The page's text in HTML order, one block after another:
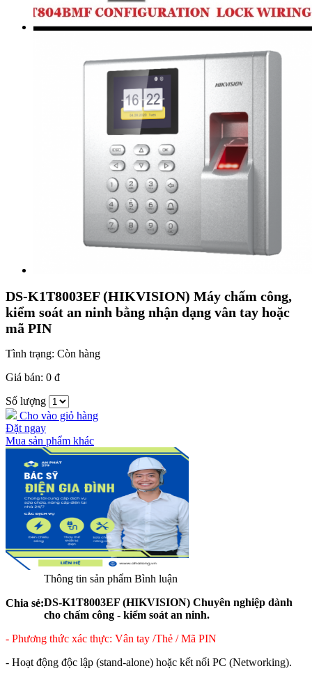
DS-K1T8003EF (HIKVISION) Máy chấm công,
kiểm soát an ninh bằng nhận dạng vân tay hoặc
mã PIN
Tình trạng: Còn hàng
Giá bán: 0 đ
Số lượng
Cho vào giỏ hàng
Đặt ngay
Mua sản phẩm khác
Chia sẻ:
Thông tin sản phẩm Bình luận
DS-K1T8003EF (HIKVISION) Chuyên nghiệp dành
cho chấm công - kiểm soát an ninh.
- Phương thức xác thực: Vân tay /Thẻ / Mã PIN
- Hoạt động độc lập (stand-alone) hoặc kết nối PC (Networking).